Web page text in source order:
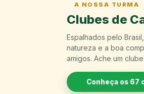
A NOSSA TURMA
Clubes de
Espalhados pelo
natureza e a boa
amigos. Ache um
Conheça os 67